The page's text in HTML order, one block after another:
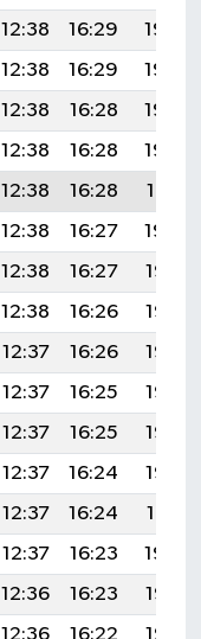
12:38 16:29
19:45
12:38 16:29
19:44
12:38 16:28
19:43
12:38 16:28
19:42
12:38 16:28
19:41
12:38 16:27
19:39
12:38 16:27
19:38
12:38 16:26
19:37
12:37 16:26
19:36
12:37 16:25
19:35
12:37 16:25
19:33
12:37 16:24
19:32
12:37 16:24
19:31
12:37 16:23
19:30
12:36 16:23
19:28